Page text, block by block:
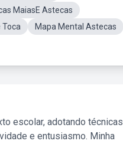
MaiasE Astecas
Toca
Mapa Mental Astecas
escolar, adotando técnicas
e entusiasmo. Minha